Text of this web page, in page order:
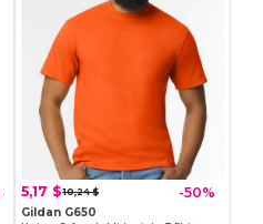
5,17 $10,24 $ -50%
Gildan G650